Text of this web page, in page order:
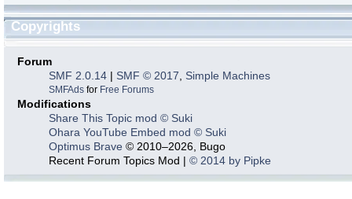
Copyrights
Forum
SMF 2.0.14 | SMF © 2017 Simple Machines
SMFAds for Free Forums
Modifications
Share This Topic mod © Suki
Ohara YouTube Embed mod © Suki
Optimus Brave © 2010–2026, Bugo
Recent Forum Topics Mod |© 2014 by Pipke